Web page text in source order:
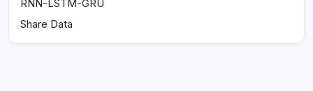
RNN-LSTM-GRU
Share Data